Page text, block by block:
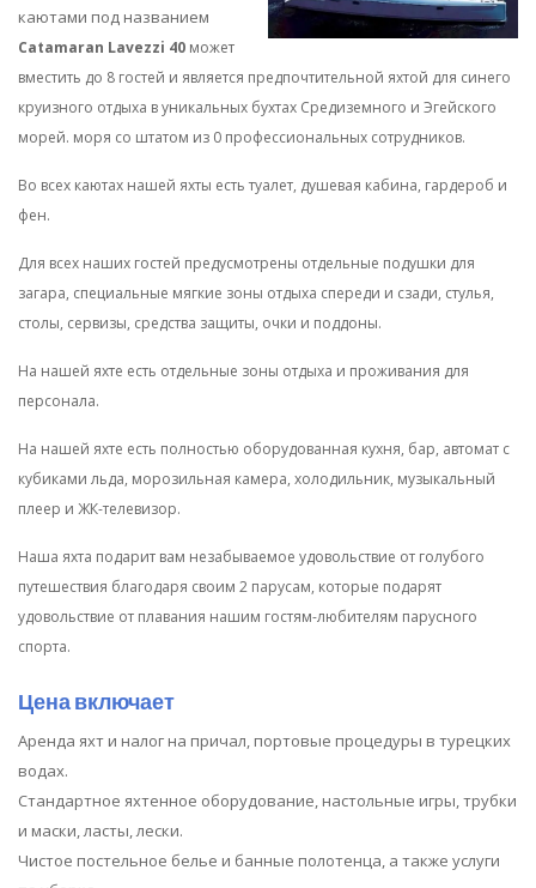
каютами под названием
Catamaran Lavezzi 40 может
вместить до 8 гостей и является предпочтительной яхтой для синего
круизного отдыха в уникальных бухтах Средиземного и Эгейского
морей. моря со штатом из 0 профессиональных сотрудников.
Во всех каютах нашей яхты есть туалет, душевая кабина, гардероб и
фен.
Для всех наших гостей предусмотрены отдельные подушки для
загара, специальные мягкие зоны отдыха спереди и сзади, стулья,
столы, сервизы, средства защиты, очки и поддоны.
На нашей яхте есть отдельные зоны отдыха и проживания для
персонала.
На нашей яхте есть полностью оборудованная кухня, бар, автомат с
кубиками льда, морозильная камера, холодильник, музыкальный
плеер и ЖК-телевизор.
Наша яхта подарит вам незабываемое удовольствие от голубого
путешествия благодаря своим 2 парусам, которые подарят
удовольствие от плавания нашим гостям-любителям парусного
спорта.
Цена включает
Аренда яхт и налог на причал, портовые процедуры в турецких
водах.
Стандартное яхтенное оборудование, настольные игры, трубки
и маски, ласты, лески.
Чистое постельное белье и банные полотенца, а также услуги